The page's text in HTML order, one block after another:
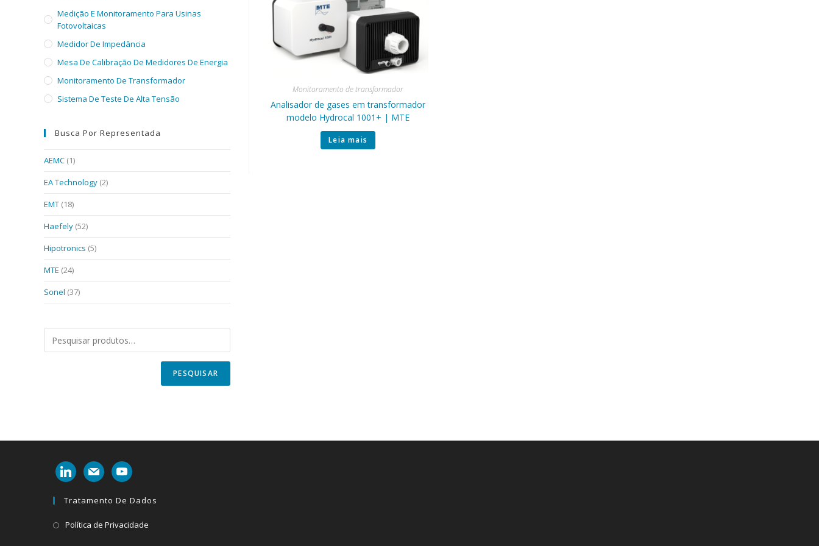
Monitoramento de transformador
Analisador de gases em transformador
modelo Hydrocal 1001+ | MTE
Leia mais
Medição E Monitoramento Para Usinas
Fotovoltaicas
Medidor De Impedância
Mesa De Calibração De Medidores De Energia
Monitoramento De Transformador
Sistema De Teste De Alta Tensão
Busca Por Representada
AEMC (1)
EA Technology (2)
EMT (18)
Haefely (52)
Hipotronics (5)
MTE (24)
Sonel (37)
PESQUISAR
linkedinmail youtube
Tratamento De Dados
Política de Privacidade